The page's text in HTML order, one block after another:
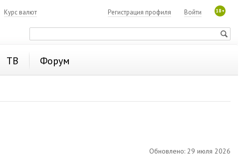
Курс валют 18+
Войти
Регистрация профиля
ТВ Форум
Обновлено: 29 июля 2026